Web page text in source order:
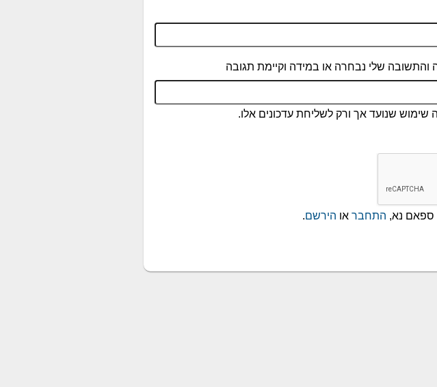
והתשובה שלי נבחרה או במידה וקיימת תגובה
שנועד אך ורק לשליחת עדכונים אלו.
ספאם נא, התחבר או הירשם.